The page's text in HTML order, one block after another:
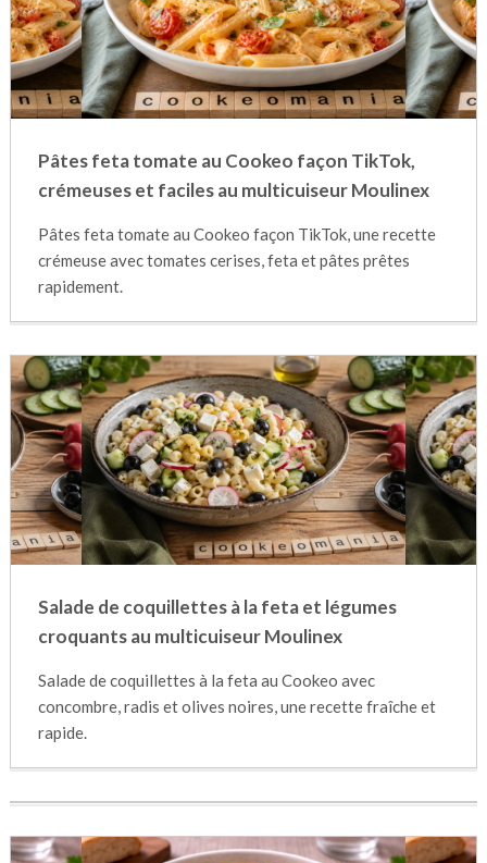
Pâtes feta tomate au Cookeo façon TikTok,
crémeuses et faciles au multicuiseur Moulinex
Pâtes feta tomate au Cookeo façon TikTok, une recette
crémeuse avec tomates cerises, feta et pâtes prêtes
rapidement.
Salade de coquillettes à la feta et légumes
croquants au multicuiseur Moulinex
Salade de coquillettes à la feta au Cookeo avec
concombre, radis et olives noires, une recette fraîche et
rapide.